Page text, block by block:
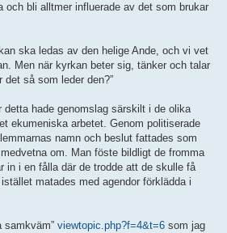
och bli alltmer influerade av det som brukar
ska ledas av den helige Ande, och vi vet
Men när kyrkan beter sig, tänker och talar
så som leder den?”
detta hade genomslag särskilt i de olika
ekumeniska arbetet. Genom politiserade
namn och beslut fattades som
om. Man föste bildligt de fromma
in i en fålla där de trodde att de skulle få
matades med agendor förklädda i
samkväm” viewtopic.php?f=4&t=6 som jag